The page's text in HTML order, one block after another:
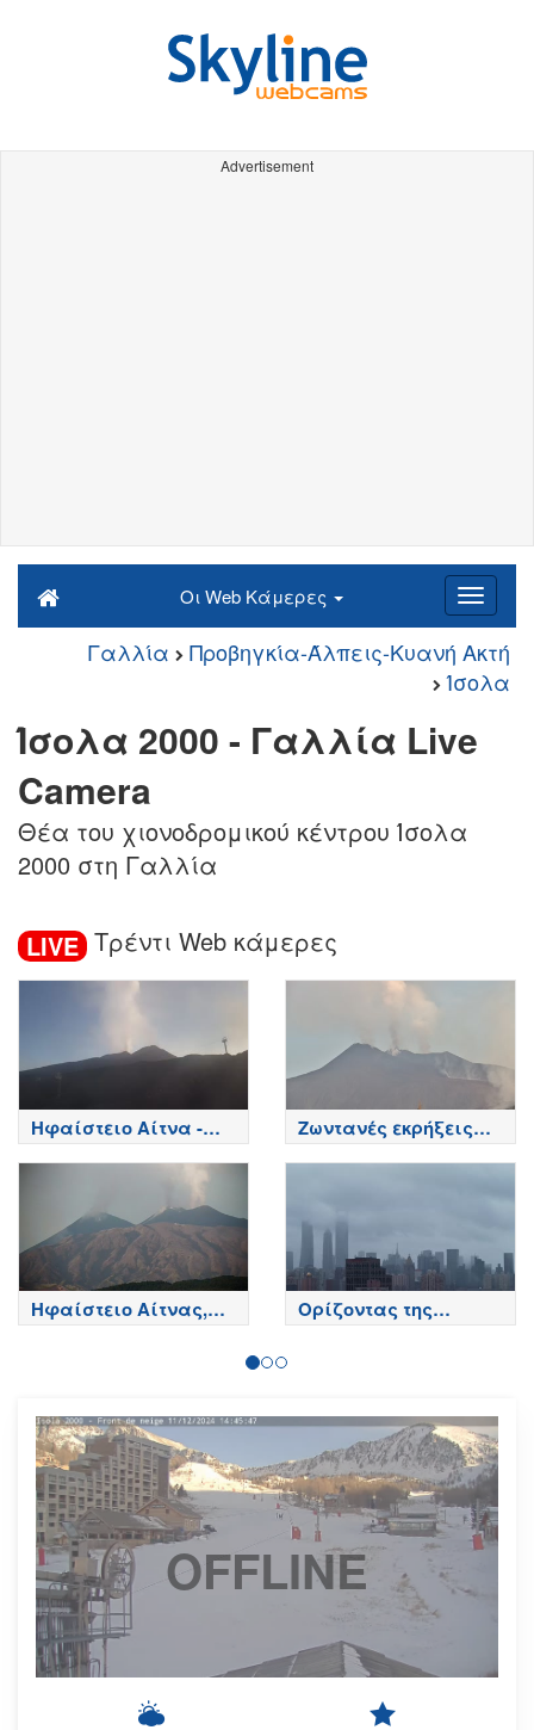
Advertisement
Οι Web Κάμερες
Γαλλία
Προβηγκία-Άλπεις-Κυανή Ακτή
Ίσολα
Ίσολα 2000 - Γαλλία Live
Camera
Θέα του χιονοδρομικού κέντρου Ίσολα
2000 στη Γαλλία
LIVE Τρέντι Web κάμερες
Ηφαίστειο Αίτνα -
Κορυφή κρατήρων,
Ζωντανές εκρήξεις
της Αίτνας
Ηφαίστειο Αίτνας,
Βόρεια πλευρά - Etna
Ορίζοντας της
Σαγκάης
OFFLINE